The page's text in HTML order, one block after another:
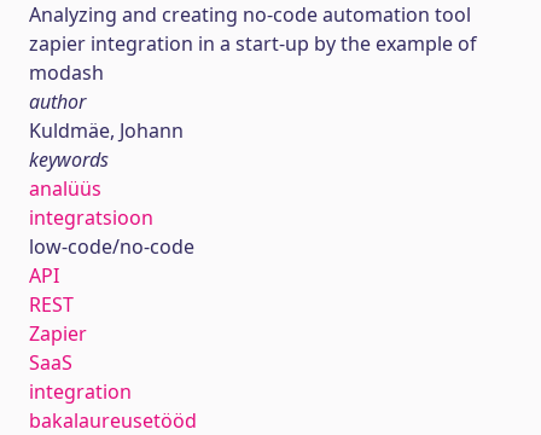
Analyzing and creating no-code automation tool
zapier integration in a start-up by the example of
modash
author
Kuldmäe, Johann
keywords
analüüs
integratsioon
low-code/no-code
API
REST
Zapier
SaaS
integration
bakalaureusetööd